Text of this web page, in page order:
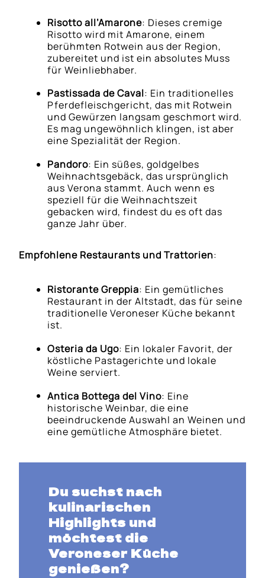
Risotto all’Amarone: Dieses cremige
Risotto wird mit Amarone, einem
berühmten Rotwein aus der Region,
zubereitet und ist ein absolutes Muss
für Weinliebhaber.
Pastissada de Caval: Ein traditionelles
Pferdefleischgericht, das mit Rotwein
und Gewürzen langsam geschmort wird.
Es mag ungewöhnlich klingen, ist aber
eine Spezialität der Region.
Pandoro: Ein süßes, goldgelbes
Weihnachtsgebäck, das ursprünglich
aus Verona stammt. Auch wenn es
speziell für die Weihnachtszeit
gebacken wird, findest du es oft das
ganze Jahr über.
Empfohlene Restaurants und Trattorien:
Ristorante Greppia: Ein gemütliches
Restaurant in der Altstadt, das für seine
traditionelle Veroneser Küche bekannt
ist.
Osteria da Ugo: Ein lokaler Favorit, der
köstliche Pastagerichte und lokale
Weine serviert.
Antica Bottega del Vino: Eine
historische Weinbar, die eine
beeindruckende Auswahl an Weinen und
eine gemütliche Atmosphäre bietet.
Du suchst nach
kulinarischen
Highlights und
möchtest die
Veroneser Küche
genießen?